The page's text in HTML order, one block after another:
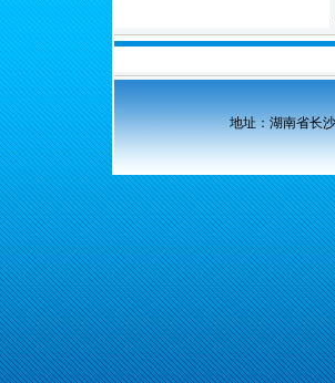
地址：湖南省长